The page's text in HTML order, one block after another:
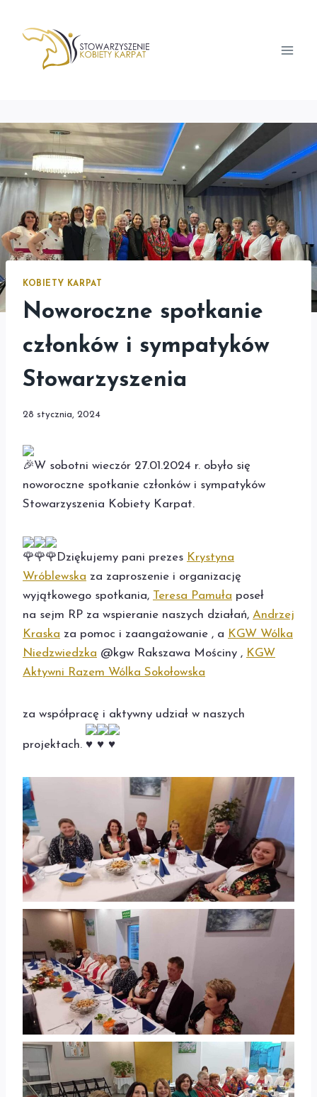
KOBIETY KARPAT
Noworoczne spotkanie
członków i sympatyków
Stowarzyszenia
28 stycznia, 2024
W sobotni wieczór 27.01.2024 r. obyło się
noworoczne spotkanie członków i sympatyków
Stowarzyszenia Kobiety Karpat.
Dziękujemy pani prezes Krystyna
Wróblewska za zaproszenie i organizację
wyjątkowego spotkania, Teresa Pamuła poseł
na sejm RP za wspieranie naszych działań, Andrzej
Kraska za pomoc i zaangażowanie , a KGW Wólka
Niedzwiedzka @kgw Rakszawa Mościny , KGW
Aktywni Razem Wólka Sokołowska
za współpracę i aktywny udział w naszych
projektach.